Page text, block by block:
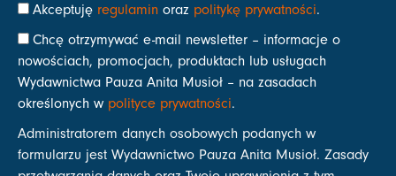
Akceptuję regulamin oraz politykę prywatności.
Chcę otrzymywać e-mail newsletter – informacje o
nowościach, promocjach, produktach lub usługach
Wydawnictwa Pauza Anita Musioł – na zasadach
określonych w polityce prywatności.
Administratorem danych osobowych podanych w
formularzu jest Wydawnictwo Pauza Anita Musioł. Zasady